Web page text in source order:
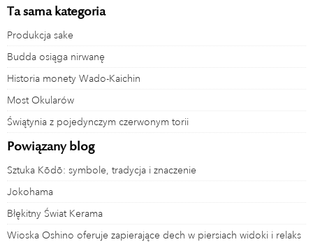
Ta sama kategoria
Produkcja sake
Budda osiąga nirwanę
Historia monety Wado-Kaichin
Most Okularów
Świątynia z pojedynczym czerwonym torii
Powiązany blog
Sztuka Kōdō: symbole, tradycja i znaczenie
Jokohama
Błękitny Świat Kerama
Wioska Oshino oferuje zapierające dech w piersiach widoki i relaks